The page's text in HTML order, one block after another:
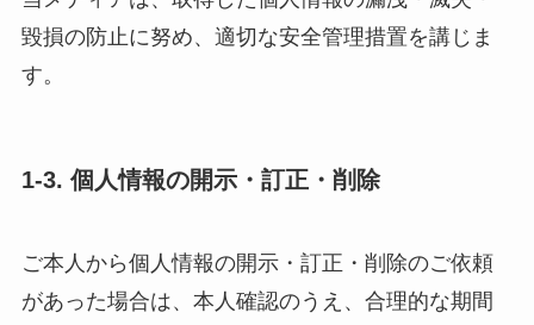
毀損の防止に努め、適切な安全管理措置を講じま
す。
1-3. 個人情報の開示・訂正・削除
ご本人から個人情報の開示・訂正・削除のご依頼
があった場合は、本人確認のうえ、合理的な期間